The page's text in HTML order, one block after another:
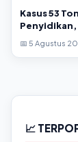
Kasus 53
Penyidikan,
📅 5 Agustus
📈